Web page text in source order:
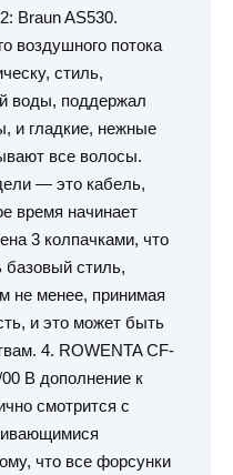
Braun AS530.
воздушного потока
стиль,
воды, поддержал
и гладкие, нежные
все волосы.
— это кабель,
время начинает
3 колпачками, что
базовый стиль,
не менее, принимая
и это может быть
4. ROWENTA CF-
В дополнение к
смотрится с
что все форсунки